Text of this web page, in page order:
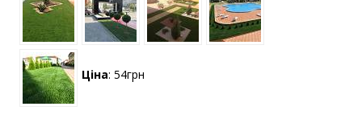
Ціна: 54грн